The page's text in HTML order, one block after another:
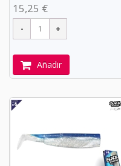
15,25 €
Añadir